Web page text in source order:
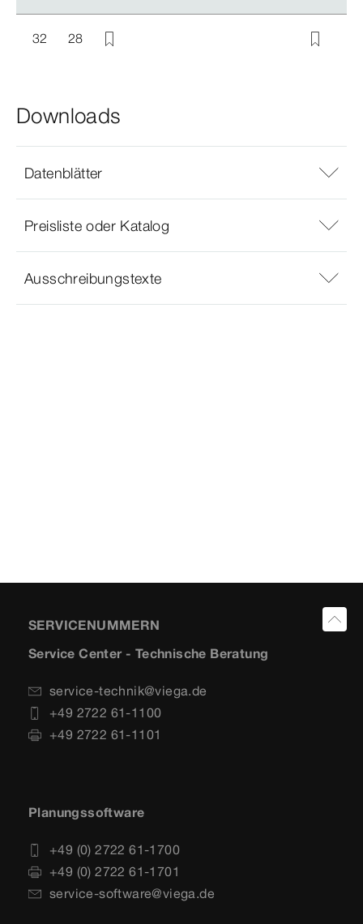
32 28
Downloads
Datenblätter
Preisliste oder Katalog
Ausschreibungstexte
SERVICENUMMERN
Service Center - Technische Beratung
service-technik@viega.de
+49 2722 61-1100
+49 2722 61-1101
Planungssoftware
+49 (0) 2722 61-1700
+49 (0) 2722 61-1701
service-software@viega.de